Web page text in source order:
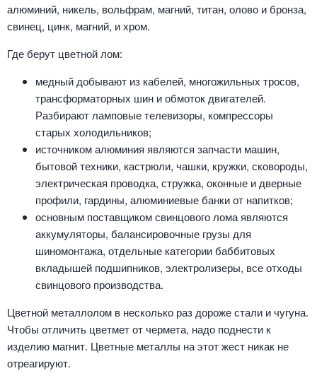
алюминий, никель, вольфрам, магний, титан, олово и бронза,
свинец, цинк, магний, и хром.
Где берут цветной лом:
медный добывают из кабелей, многожильных тросов,
трансформаторных шин и обмоток двигателей.
Разбирают ламповые телевизоры, компрессоры
старых холодильников;
источником алюминия являются запчасти машин,
бытовой техники, кастрюли, чашки, кружки, сковороды,
электрическая проводка, стружка, оконные и дверные
профили, гардины, алюминиевые банки от напитков;
основным поставщиком свинцового лома являются
аккумуляторы, балансировочные грузы для
шиномонтажа, отдельные категории баббитовых
вкладышей подшипников, электролизеры, все отходы
свинцового производства.
Цветной металлолом в несколько раз дороже стали и чугуна.
Чтобы отличить цветмет от чермета, надо поднести к
изделию магнит. Цветные металлы на этот жест никак не
отреагируют.